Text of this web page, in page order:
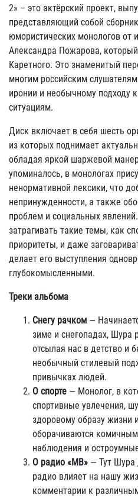
2» – это актёрский проект,
представляющий собой
юмористических монологов от
Александра Пожарова,
Каретного. Это знаменитый
многим российским
иронии и необычному подходу
ситуациям.
Диск включает в себя шесть
из которых поднимает
обладая яркой шаржевой
упоминалось, в монологах
ненормативной лексики, что
непринужденности, а также
проблем и социальных
затрагивать такие темы, как
приоритеты, и даже
делает его выступления
глубокомысленными.
Треки альбома
Снегу рачком —
зиме и снегопадах, Шура
отсылая нас в детство и
необычный стилевый
привычках людей.
О спорте — Монолог, в
спортивные увлечения,
здоровому образу жизни
оборачиваются
наблюдения и
О радио «МВ» — Тут Шура
радио влияет на нашу
комментарии к